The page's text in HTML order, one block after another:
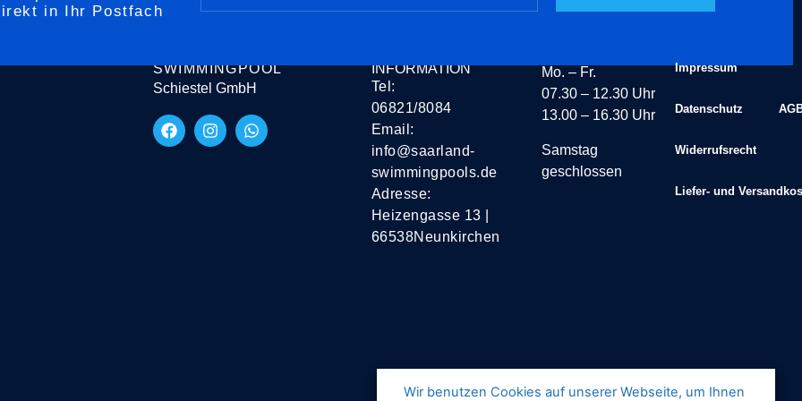
in Ihr Postfach
SWIMMINGPOOL
Schiestel GmbH
INFORMATION
Tel:
06821/8084
Email:
info@saarland-
swimmingpools.de
Adresse:
Heizengasse 13 |
66538Neunkirchen
Mo. – Fr.
07.30 – 12.30 Uhr
13.00 – 16.30 Uhr
Samstag
geschlossen
Impressum
Datenschutz
Widerrufsrecht
Liefer- und
Wir benutzen Cookies auf unserer Webseite, um Ihnen